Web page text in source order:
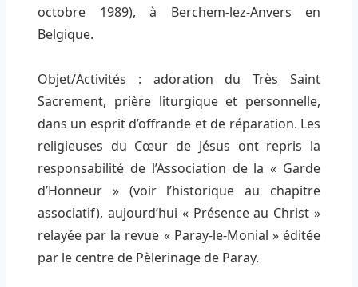
octobre 1989), à Berchem-lez-Anvers en
Belgique.
Objet/Activités : adoration du Très Saint
Sacrement, prière liturgique et personnelle,
dans un esprit d’offrande et de réparation. Les
religieuses du Cœur de Jésus ont repris la
responsabilité de l’Association de la « Garde
d’Honneur » (voir l’historique au chapitre
associatif), aujourd’hui « Présence au Christ »
relayée par la revue « Paray-le-Monial » éditée
par le centre de Pèlerinage de Paray.